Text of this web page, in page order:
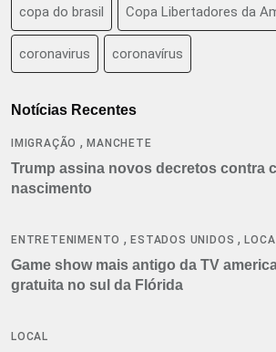
copa do brasil Copa Libertadores da
coronavirus coronavírus
Notícias Recentes
IMIGRAÇÃO ,MANCHETE
Trump assina novos decretos contra
nascimento
ENTRETENIMENTO ,ESTADOS UNIDOS ,
Game show mais antigo da TV
gratuita no sul da Flórida
LOCAL